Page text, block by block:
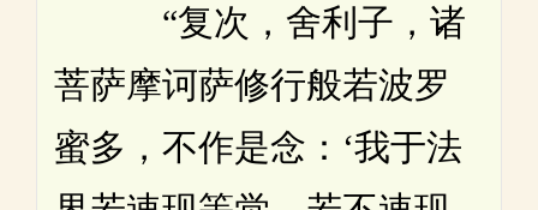
“复次，舍利子，诸
菩萨摩诃萨修行般若波罗
蜜多，不作是念：‘我于法